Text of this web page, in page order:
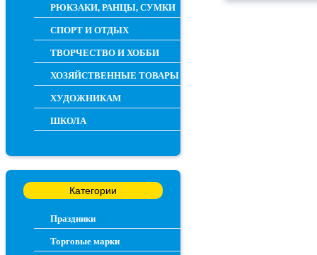
РЮКЗАКИ, РАНЦЫ, СУМКИ
СПОРТ И ОТДЫХ
ТВОРЧЕСТВО И ХОББИ
ХОЗЯЙСТВЕННЫЕ ТОВАРЫ
ХУДОЖНИКАМ
ШКОЛА
Категории
Праздники
Торговые марки